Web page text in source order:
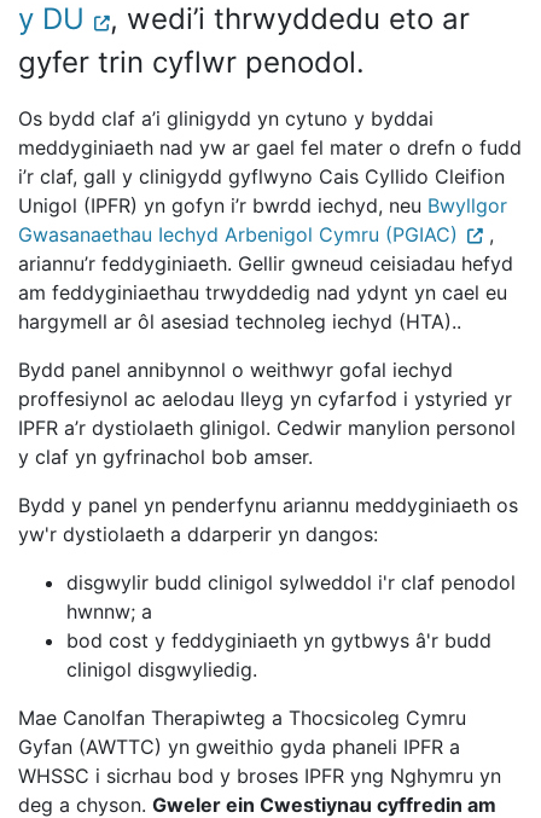
y DU
, wedi’i thrwyddedu eto ar
gyfer trin cyflwr penodol.
Os bydd claf a’i glinigydd yn cytuno y byddai
meddyginiaeth nad yw ar gael fel mater o drefn o fudd
i’r claf, gall y clinigydd gyflwyno Cais Cyllido Cleifion
Unigol (IPFR) yn gofyn i’r bwrdd iechyd, neu Bwyllgor
Gwasanaethau Iechyd Arbenigol Cymru (PGIAC)
,
ariannu’r feddyginiaeth. Gellir gwneud ceisiadau hefyd
am feddyginiaethau trwyddedig nad ydynt yn cael eu
hargymell ar ôl asesiad technoleg iechyd (HTA)..
Bydd panel annibynnol o weithwyr gofal iechyd
proffesiynol ac aelodau lleyg yn cyfarfod i ystyried yr
IPFR a’r dystiolaeth glinigol. Cedwir manylion personol
y claf yn gyfrinachol bob amser.
Bydd y panel yn penderfynu ariannu meddyginiaeth os
yw'r dystiolaeth a ddarperir yn dangos:
disgwylir budd clinigol sylweddol i'r claf penodol
hwnnw; a
bod cost y feddyginiaeth yn gytbwys â'r budd
clinigol disgwyliedig.
Mae Canolfan Therapiwteg a Thocsicoleg Cymru
Gyfan (AWTTC) yn gweithio gyda phaneli IPFR a
WHSSC i sicrhau bod y broses IPFR yng Nghymru yn
deg a chyson. Gweler ein Cwestiynau cyffredin am